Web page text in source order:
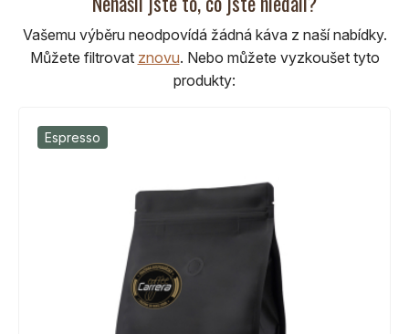
Vašemu výběru neodpovídá žádná káva z naší nabídky.
Můžete filtrovat znovu. Nebo můžete vyzkoušet tyto
produkty:
Espresso